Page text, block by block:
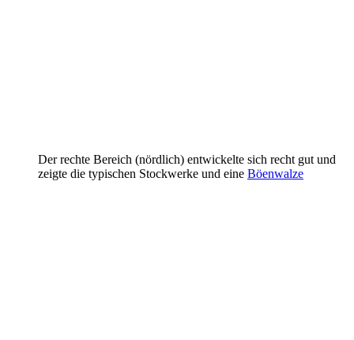
Der rechte Bereich (nördlich) entwickelte sich recht gut und
zeigte die typischen Stockwerke und eine Böenwalze